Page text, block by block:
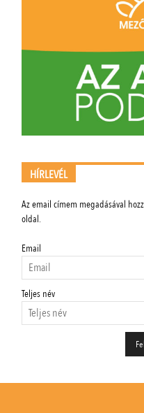
HÍRLEVÉL
Az email címem megadásával
oldal.
Email
Teljes név